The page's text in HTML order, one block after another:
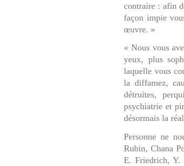
contraire : afin
façon impie
œuvre. »
« Nous vous
yeux, plus
laquelle vous
la diffamez,
détruites,
psychiatrie et
désormais la
Personne ne
Rubin, Chana
E. Friedrich, Y.